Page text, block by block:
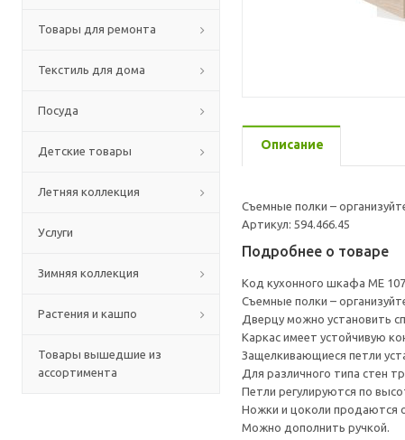
Товары для ремонта
Текстиль для дома
Посуда
Детские товары
Летняя коллекция
Услуги
Зимняя коллекция
Растения и кашпо
Товары вышедшие из
ассортимента
Описание
Съемные полки –
Артикул: 594.466.45
Подробнее о товаре
Код кухонного шкафа ME 107
Съемные полки –
Дверцу можно установить
Каркас имеет устойчивую
Защелкивающиеся петли
Для различного типа стен
Петли регулируются по
Ножки и цоколи продаются
Можно дополнить ручкой.